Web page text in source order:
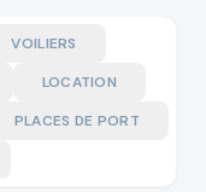
VOILIERS
LOCATION
PLACES DE PORT